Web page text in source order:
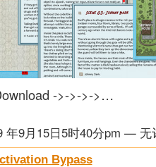
->->->->…
年9月15日5时40分pm — 无
Bypass